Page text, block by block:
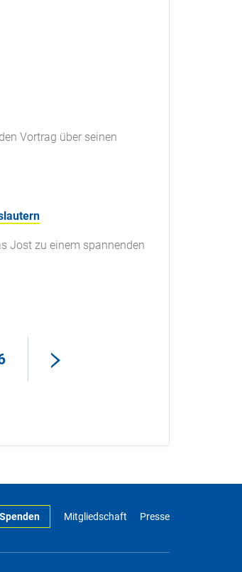
Vortrag über seinen
Jost zu einem spannenden
Spenden Mitgliedschaft Presse